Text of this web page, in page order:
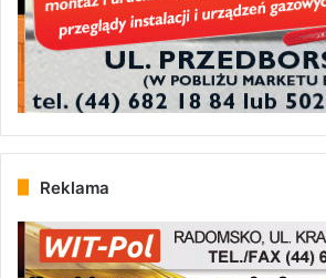
Reklama